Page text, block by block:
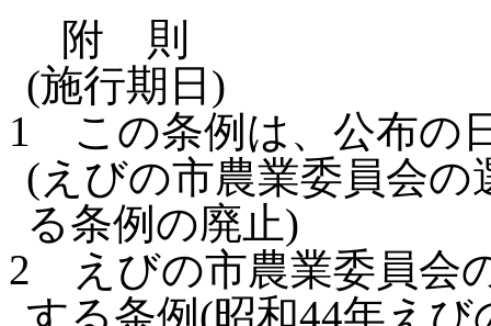
附 則
(施行期日)
1 この条例は、公布の
(えびの市農業委員会
る条例の廃止)
2
えびの市農業委員会
する条例(昭和44年え